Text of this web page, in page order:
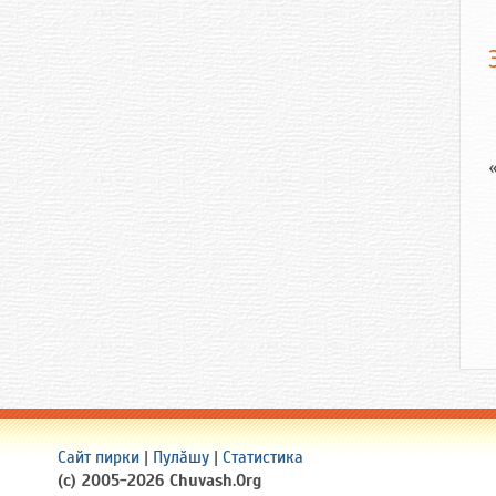
Сайт пирки | Пулӑшу | Статистика
(c) 2005-2026 Chuvash.Org